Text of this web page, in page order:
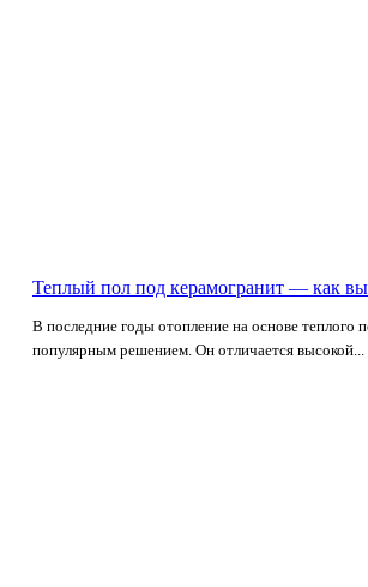
Теплый пол под керамогранит — как
В последние годы отопление на основе теплого
популярным решением. Он отличается высокой...